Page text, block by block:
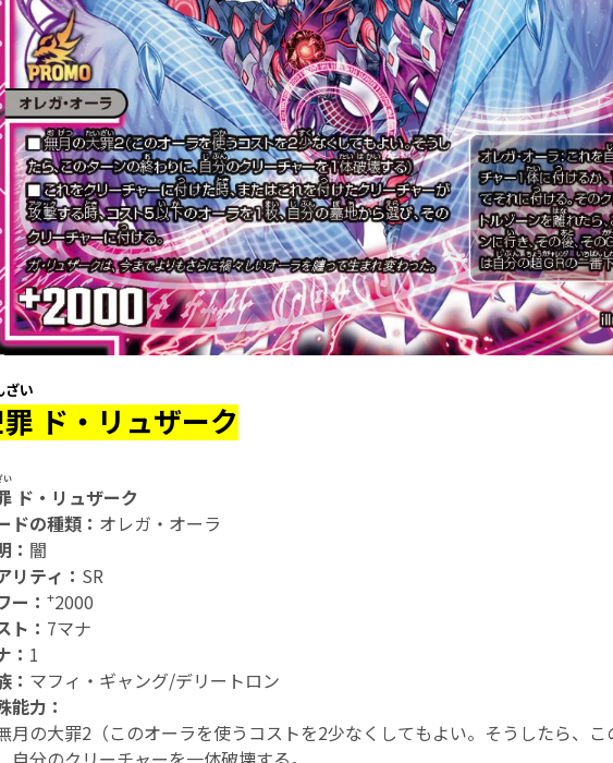
ざい
ド・リュザーク
い
ド・リュザーク
ドの種類： オレガ・オーラ
： 闇
リティ： SR
ー： +2000
ト： 7マナ
： 1
： マフィ・ギャング/デリートロン
能力：
月の大罪2（このオーラを使うコストを2少なくしてもよい。そうしたら、